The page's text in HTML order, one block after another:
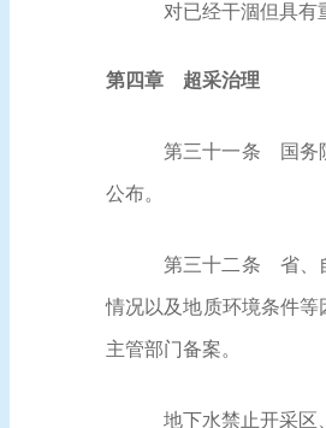
对已经干涸但具有
第四章 超采治理
第三十一条 国务
公布。
第三十二条 省、
情况以及地质环境条件
主管部门备案。
地下水禁止开采区